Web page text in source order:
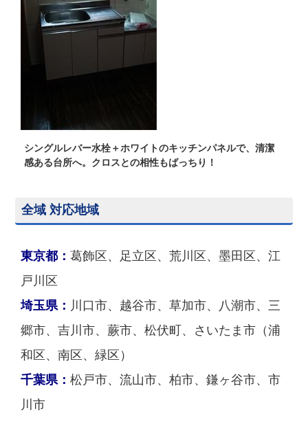
シングルレバー水栓＋ホワイトのキッチンパネルで、清潔
感ある台所へ。クロスとの相性もばっちり！
全域 対応地域
東京都：葛飾区、足立区、荒川区、墨田区、江
戸川区
埼玉県： 川口市、越谷市、草加市、八潮市、三
郷市、吉川市、蕨市、松伏町、さいたま市（浦
和区、南区、緑区）
千葉県：松戸市、流山市、柏市、鎌ヶ谷市、市
川市